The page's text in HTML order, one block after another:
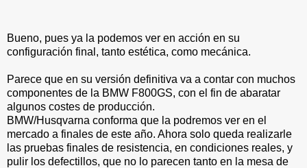
Bueno, pues ya la podemos ver en acción en su
configuración final, tanto estética, como mecánica.
Parece que en su versión definitiva va a contar con muchos
componentes de la BMW F800GS, con el fin de abaratar
algunos costes de producción.
BMW/Husqvarna conforma que la podremos ver en el
mercado a finales de este año. Ahora solo queda realizarle
las pruebas finales de resistencia, en condiciones reales, y
pulir los defectillos, que no lo parecen tanto en la mesa de